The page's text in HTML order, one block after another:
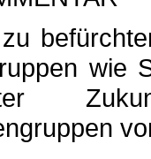
wie